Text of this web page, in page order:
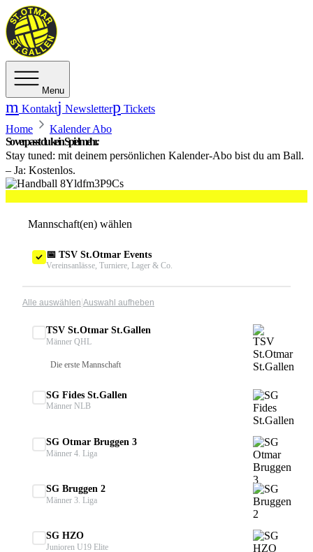
Menu
Kontakt Newsletter
Tickets
Home
Kalender Abo
So verpasst du kein Spiel mehr.
Stay tuned: mit deinem persönlichen Kalender-Abo bist du am Ball.
– Ja: Kostenlos.
Mannschaft(en) wählen
📅 TSV St.Otmar Events
Vereinsanlässe, Turniere, Lager & Co.
Alle auswählen Auswahl aufheben
TSV St.Otmar St.Gallen
Männer QHL
Die erste Mannschaft
SG Fides St.Gallen
Männer NLB
SG Otmar Bruggen 3
Männer 4. Liga
SG Bruggen 2
Männer 3. Liga
SG HZO
Junioren U19 Elite